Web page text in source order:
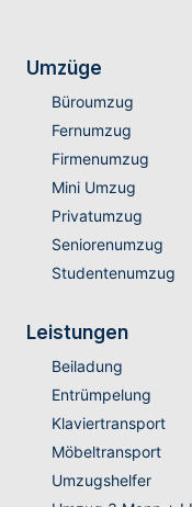
Umzüge
Büroumzug
Fernumzug
Firmenumzug
Mini Umzug
Privatumzug
Seniorenumzug
Studentenumzug
Leistungen
Beiladung
Entrümpelung
Klaviertransport
Möbeltransport
Umzugshelfer